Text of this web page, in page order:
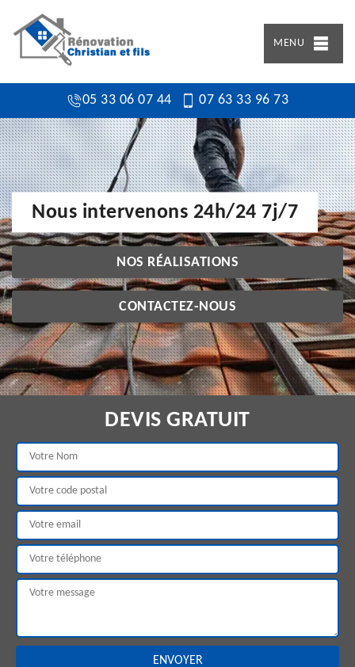
MENU
05 33 06 07 44 07 63 33 96 73
Nous intervenons 24h/24 7j/7
NOS RÉALISATIONS
CONTACTEZ-NOUS
DEVIS GRATUIT